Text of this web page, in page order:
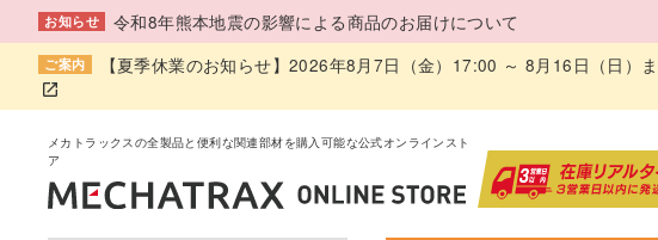
お知らせ 令和8年熊本地震の影響による商品のお届けについて
ご案内 【夏季休業のお知らせ】2026年8月7日（金）17:00 ～ 8月16日（日）